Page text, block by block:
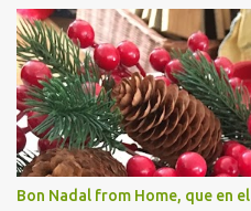
cultura navarresa i gaudir de la
conserva el seu encant
meravellós lloc i a deixar-vos
Bon Nadal from Home, que en